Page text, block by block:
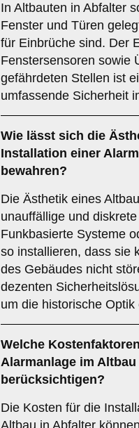
In Altbauten in Abfalter
Fenster und Türen
für Einbrüche sind. Der
Fenstersensoren sowie
gefährdeten Stellen ist
umfassende Sicherheit
Wie lässt sich die
Installation einer
bewahren?
Die Ästhetik eines
unauffällige und
Funkbasierte Systeme
so installieren, dass sie
des Gebäudes nicht
dezenten
um die historische
Welche
Alarmanlage im
berücksichtigen?
Die Kosten für die
Altbau in Abfalter